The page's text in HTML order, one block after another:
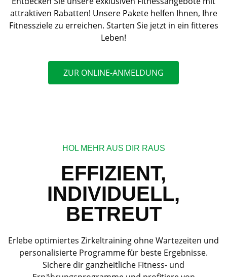
attraktiven Rabatten! Unsere Pakete helfen Ihnen, Ihre
Fitnessziele zu erreichen. Starten Sie jetzt in ein fitteres
Leben!
ZUR ONLINE-ANMELDUNG
HOL MEHR AUS DIR RAUS
EFFIZIENT,
INDIVIDUELL,
BETREUT
Erlebe optimiertes Zirkeltraining ohne Wartezeiten und
personalisierte Programme für beste Ergebnisse.
Sichere dir ganzheitliche Fitness- und